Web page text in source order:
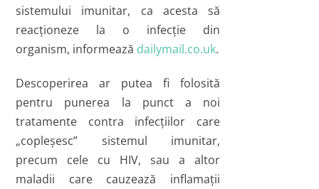
sistemului imunitar, ca acesta să
reacţioneze la o infecţie din
organism, informează dailymail.co.uk.
Descoperirea ar putea fi folosită
pentru punerea la punct a noi
tratamente contra infecţiilor care
„copleşesc” sistemul imunitar,
precum cele cu HIV, sau a altor
maladii care cauzează inflamaţii